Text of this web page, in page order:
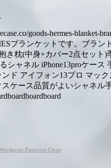
goods-hermes-blanket-
ブランケットです。ブラ
抱き枕(中身+カバー2点セ
ャネル iPhone13proケース
ド アイフォン13プロ マック
ケース品質がよいシャネ
Pinterest Clone